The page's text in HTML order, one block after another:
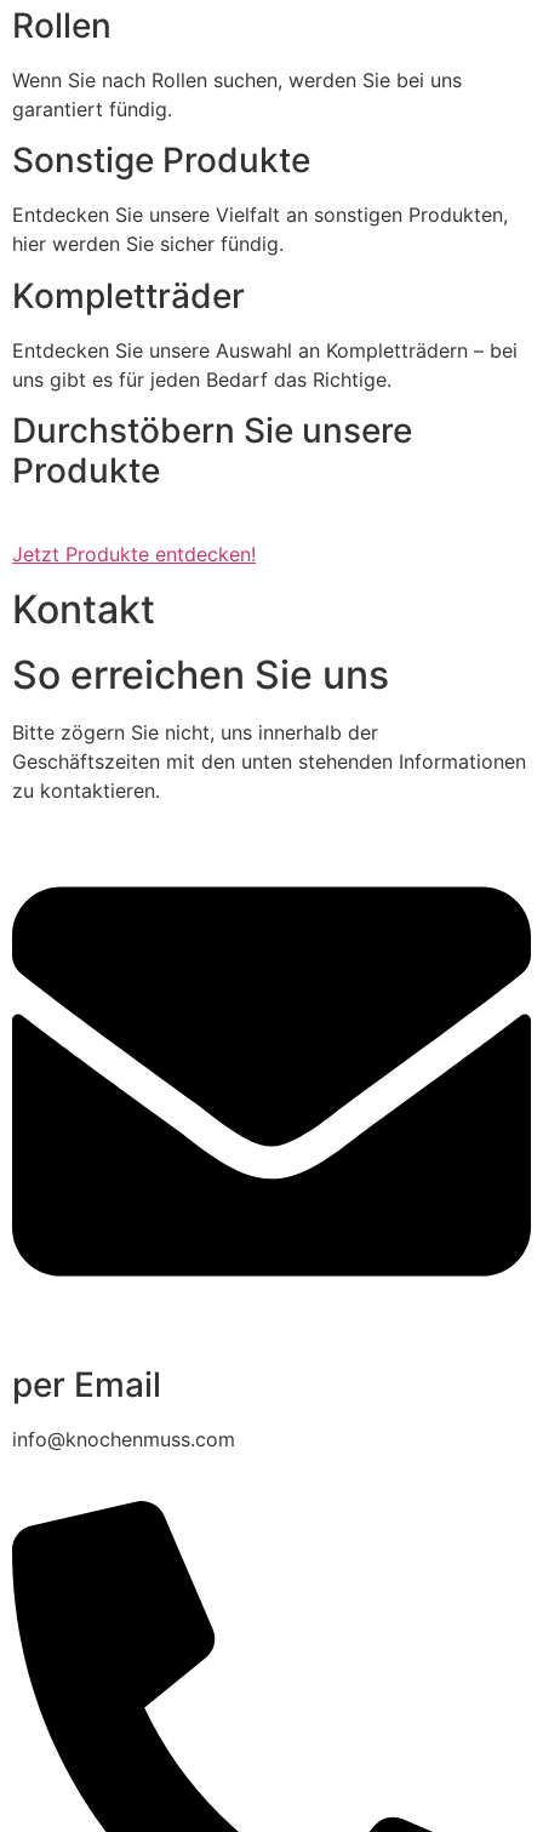
Rollen
Wenn Sie nach Rollen suchen, werden Sie bei uns
garantiert fündig.
Sonstige Produkte
Entdecken Sie unsere Vielfalt an sonstigen Produkten,
hier werden Sie sicher fündig.
Kompletträder
Entdecken Sie unsere Auswahl an Kompletträdern – bei
uns gibt es für jeden Bedarf das Richtige.
Durchstöbern Sie unsere
Produkte
Jetzt Produkte entdecken!
Kontakt
So erreichen Sie uns
Bitte zögern Sie nicht, uns innerhalb der
Geschäftszeiten mit den unten stehenden Informationen
zu kontaktieren.
per Email
info@knochenmuss.com